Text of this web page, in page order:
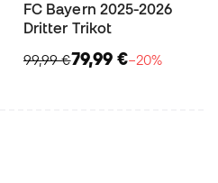
FC Bayern 2025-2026
Dritter Trikot
99,99 €79,99 €−20%